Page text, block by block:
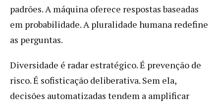
padrões. A máquina oferece respostas baseadas
em probabilidade. A pluralidade humana redefine
as perguntas.
Diversidade é radar estratégico. É prevenção de
risco. É sofisticação deliberativa. Sem ela,
decisões automatizadas tendem a amplificar